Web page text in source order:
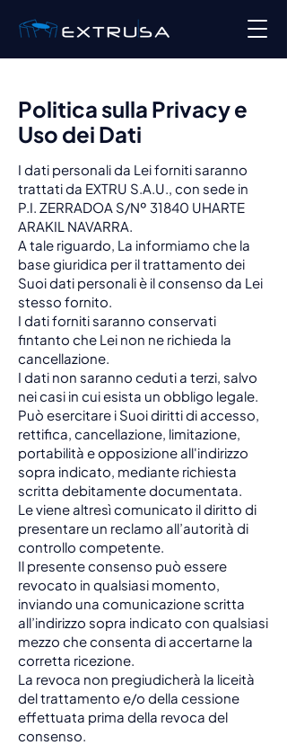
Politica sulla Privacy e
Uso dei Dati
I dati personali da Lei forniti saranno
trattati da EXTRU S.A.U., con sede in
P.I. ZERRADOA S/Nº 31840 UHARTE
ARAKIL NAVARRA.
A tale riguardo, La informiamo che la
base giuridica per il trattamento dei
Suoi dati personali è il consenso da Lei
stesso fornito.
I dati forniti saranno conservati
fintanto che Lei non ne richieda la
cancellazione.
I dati non saranno ceduti a terzi, salvo
nei casi in cui esista un obbligo legale.
Può esercitare i Suoi diritti di accesso,
rettifica, cancellazione, limitazione,
portabilità e opposizione all'indirizzo
sopra indicato, mediante richiesta
scritta debitamente documentata.
Le viene altresì comunicato il diritto di
presentare un reclamo all’autorità di
controllo competente.
Il presente consenso può essere
revocato in qualsiasi momento,
inviando una comunicazione scritta
all’indirizzo sopra indicato con qualsiasi
mezzo che consenta di accertarne la
corretta ricezione.
La revoca non pregiudicherà la liceità
del trattamento e/o della cessione
effettuata prima della revoca del
consenso.